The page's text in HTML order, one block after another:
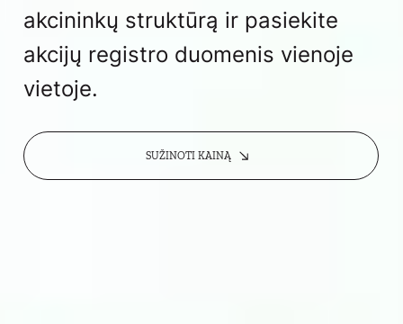
akcininkų struktūrą ir pasiekite
akcijų registro duomenis vienoje
vietoje.
SUŽINOTI KAINĄ